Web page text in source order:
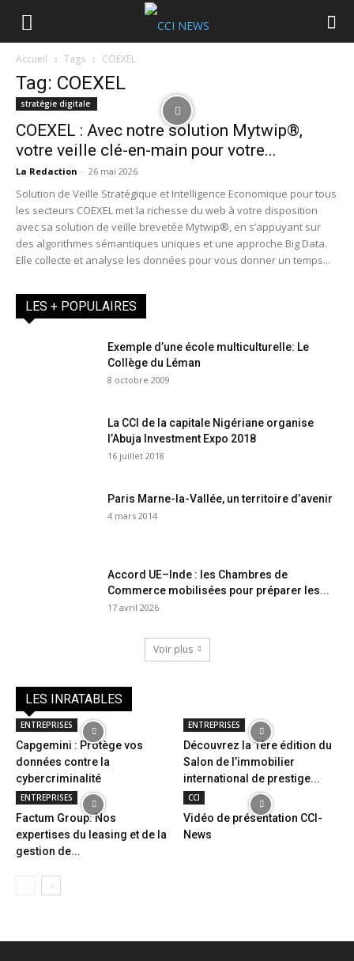
Accueil Tags COEXEL
Tag: COEXEL
stratégie digitale
COEXEL : Avec notre solution Mytwip®,
votre veille clé-en-main pour votre...
La Redaction - 26 mai 2026
Solution de Veille Stratégique et Intelligence Economique pour tous
les secteurs COEXEL met la richesse du web à votre disposition
avec sa solution de veille brevetée Mytwip®, en s’appuyant sur
des algorithmes sémantiques uniques et une approche Big Data.
Elle collecte et analyse les données pour vous donner un temps...
LES + POPULAIRES
Exemple d’une école multiculturelle: Le
Collège du Léman
8 octobre 2009
La CCI de la capitale Nigériane organise
l’Abuja Investment Expo 2018
16 juillet 2018
Paris Marne-la-Vallée, un territoire d’avenir
4 mars 2014
Accord UE–Inde : les Chambres de
Commerce mobilisées pour préparer les...
17 avril 2026
Voir plus
LES INRATABLES
ENTREPRISES
Capgemini : Protège vos
données contre la
cybercriminalité
ENTREPRISES
Découvrez la 1ère édition du
Salon de l’immobilier
international de prestige...
ENTREPRISES
Factum Group: Nos
expertises du leasing et de la
gestion de...
CCI
Vidéo de présentation CCI-
News